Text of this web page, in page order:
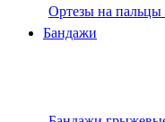
Ортезы на пальцы
Бандажи